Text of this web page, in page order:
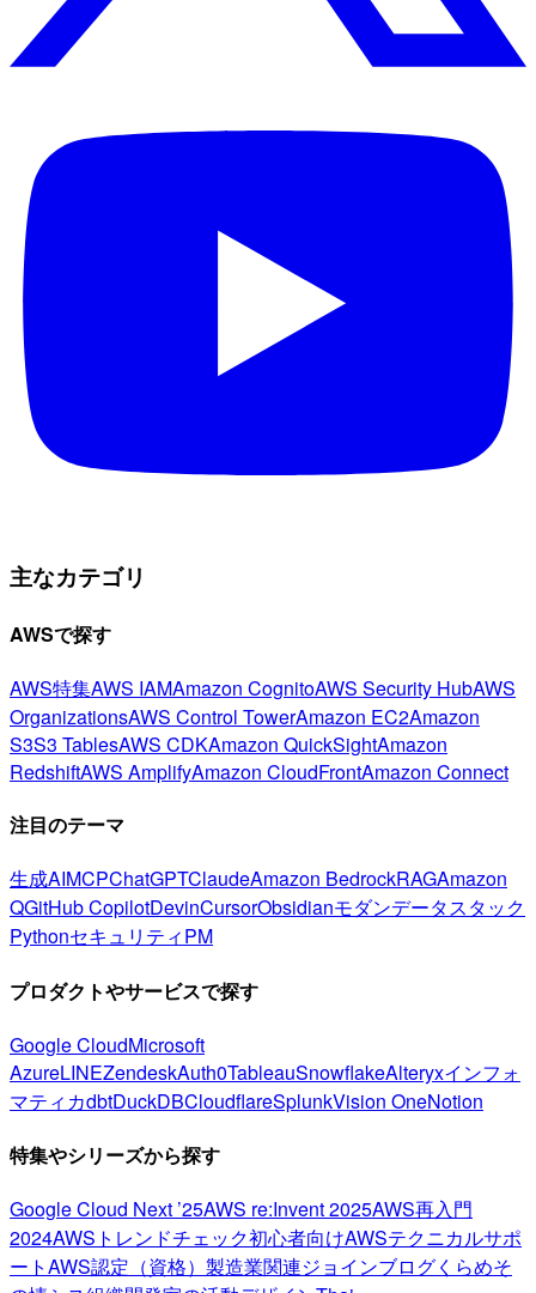
主なカテゴリ
AWSで探す
AWS特集AWS IAMAmazon CognitoAWS Security HubAWS
OrganizationsAWS Control TowerAmazon EC2Amazon
S3S3 TablesAWS CDKAmazon QuickSightAmazon
RedshiftAWS AmplifyAmazon CloudFrontAmazon Connect
注目のテーマ
生成AIMCPChatGPTClaudeAmazon BedrockRAGAmazon
QGitHub CopilotDevinCursorObsidianモダンデータスタック
PythonセキュリティPM
プロダクトやサービスで探す
Google CloudMicrosoft
AzureLINEZendeskAuth0TableauSnowflakeAlteryxインフォ
マティカdbtDuckDBCloudflareSplunkVision OneNotion
特集やシリーズから探す
Google Cloud Next ’25AWS re:Invent 2025AWS再入門
2024AWSトレンドチェック初心者向けAWSテクニカルサポ
ートAWS認定（資格） 製造業関連ジョインブログくらめそ